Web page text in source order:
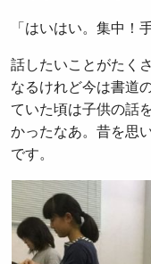
「はいはい。集中！
話したいことがたく
なるけれど今は書道
ていた頃は子供の話
かったなあ。昔を思
です。